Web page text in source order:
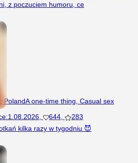
z poczuciem humoru, ce
PolandA one-time thing Casual sex
:1.08.2026 644
283
kilka razy w tygodniu 😈